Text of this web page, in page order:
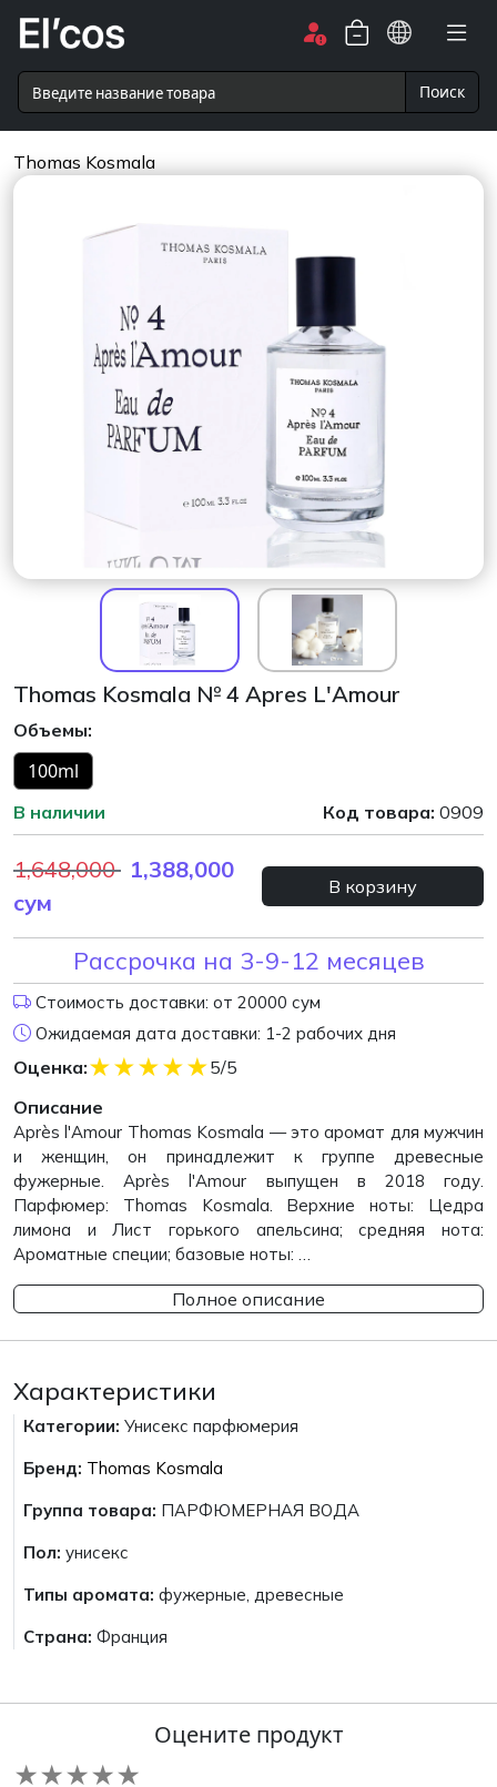
Поиск
Thomas Kosmala
Thomas Kosmala № 4 Apres L'Amour
Объемы:
100ml
В наличии Код товара: 0909
1,648,000 1,388,000
сум
В корзину
Рассрочка на 3-9-12 месяцев
Стоимость доставки: от 20000 сум
Ожидаемая дата доставки: 1-2 рабочих дня
Оценка: ★
★
★
★
★
5/5
Описание
Après l'Amour Thomas Kosmala — это аромат для мужчин
и женщин, он принадлежит к группе древесные
фужерные. Après l'Amour выпущен в 2018 году.
Парфюмер: Thomas Kosmala. Верхние ноты: Цедра
лимона и Лист горького апельсина; средняя нота:
Ароматные специи; базовые ноты: …
Полное описание
Характеристики
Категории: Унисекс парфюмерия
Бренд: Thomas Kosmala
Группа товара: ПАРФЮМЕРНАЯ ВОДА
Пол: унисекс
Типы аромата: фужерные, древесные
Страна: Франция
Оцените продукт
★
★
★
★
★